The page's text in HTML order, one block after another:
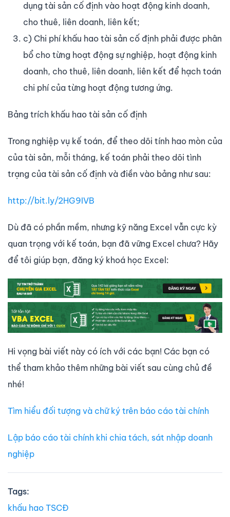
dụng tài sản cố định vào hoạt động kinh doanh,
cho thuê, liên doanh, liên kết;
c) Chi phí khấu hao tài sản cố định phải được phân
bổ cho từng hoạt động sự nghiệp, hoạt động kinh
doanh, cho thuê, liên doanh, liên kết để hạch toán
chi phí của từng hoạt động tương ứng.
Bảng trích khấu hao tài sản cố định
Trong nghiệp vụ kế toán, để theo dõi tính hao mòn của
của tài sản, mỗi tháng, kế toán phải theo dõi tình
trạng của tài sản cố định và điền vào bảng như sau:
http://bit.ly/2HG9IVB
Dù đã có phần mềm, nhưng kỹ năng Excel vẫn cực kỳ
quan trọng với kế toán, bạn đã vững Excel chưa? Hãy
để tôi giúp bạn, đăng ký khoá học Excel:
Hi vọng bài viết này có ích với các bạn! Các bạn có
thể tham khảo thêm những bài viết sau cùng chủ đề
nhé!
Tìm hiểu đối tượng và chữ ký trên báo cáo tài chính
Lập báo cáo tài chính khi chia tách, sát nhập doanh
nghiệp
Tags:
khấu hao TSCĐ